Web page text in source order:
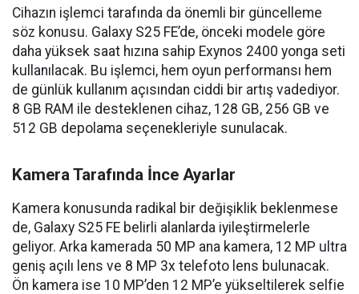
Cihazın işlemci tarafında da önemli bir güncelleme
söz konusu. Galaxy S25 FE’de, önceki modele göre
daha yüksek saat hızına sahip Exynos 2400 yonga seti
kullanılacak. Bu işlemci, hem oyun performansı hem
de günlük kullanım açısından ciddi bir artış vadediyor.
8 GB RAM ile desteklenen cihaz, 128 GB, 256 GB ve
512 GB depolama seçenekleriyle sunulacak.
Kamera Tarafında İnce Ayarlar
Kamera konusunda radikal bir değişiklik beklenmese
de, Galaxy S25 FE belirli alanlarda iyileştirmelerle
geliyor. Arka kamerada 50 MP ana kamera, 12 MP ultra
geniş açılı lens ve 8 MP 3x telefoto lens bulunacak.
Ön kamera ise 10 MP’den 12 MP’e yükseltilerek selfie